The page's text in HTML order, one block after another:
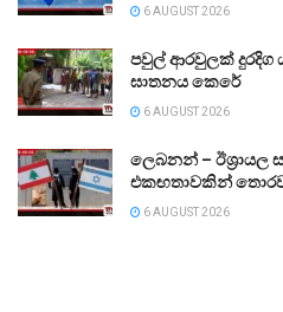
6 AUGUST 2026
පවුල් ආරවුලක් දුරදිග
ඝාතනය කෙරේ
6 AUGUST 2026
ලෙබනන් – ඊශ්‍රායල
එකඟතාවකින්
6 AUGUST 2026